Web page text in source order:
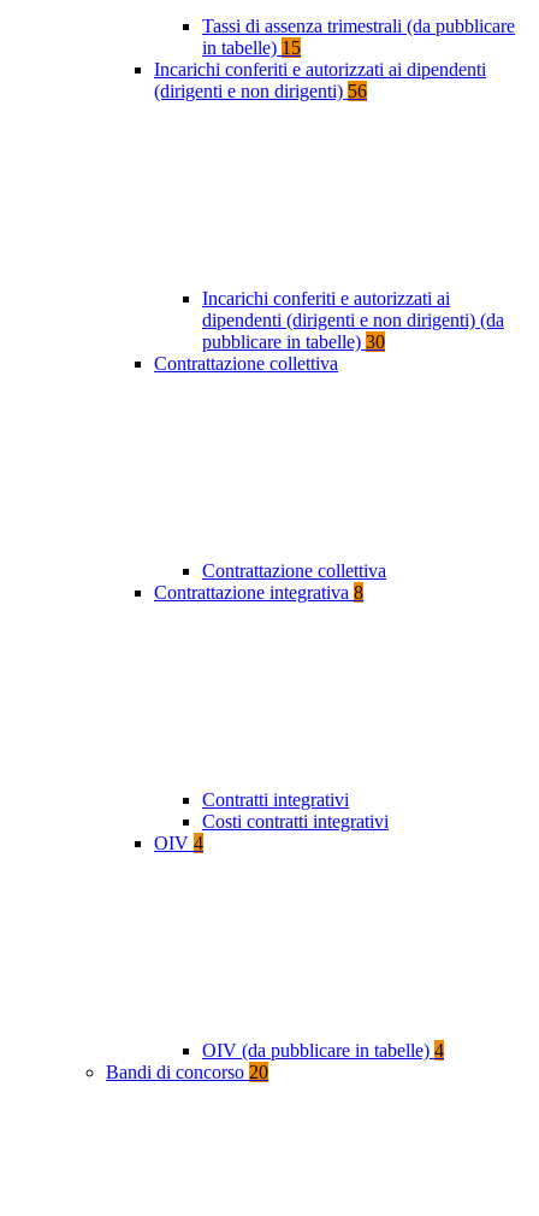
Tassi di assenza trimestrali (da pubblicare
in tabelle) 15
Incarichi conferiti e autorizzati ai dipendenti
(dirigenti e non dirigenti) 56
Incarichi conferiti e autorizzati ai
dipendenti (dirigenti e non dirigenti) (da
pubblicare in tabelle) 30
Contrattazione collettiva
Contrattazione collettiva
Contrattazione integrativa 8
Contratti integrativi
Costi contratti integrativi
OIV 4
OIV (da pubblicare in tabelle) 4
Bandi di concorso 20